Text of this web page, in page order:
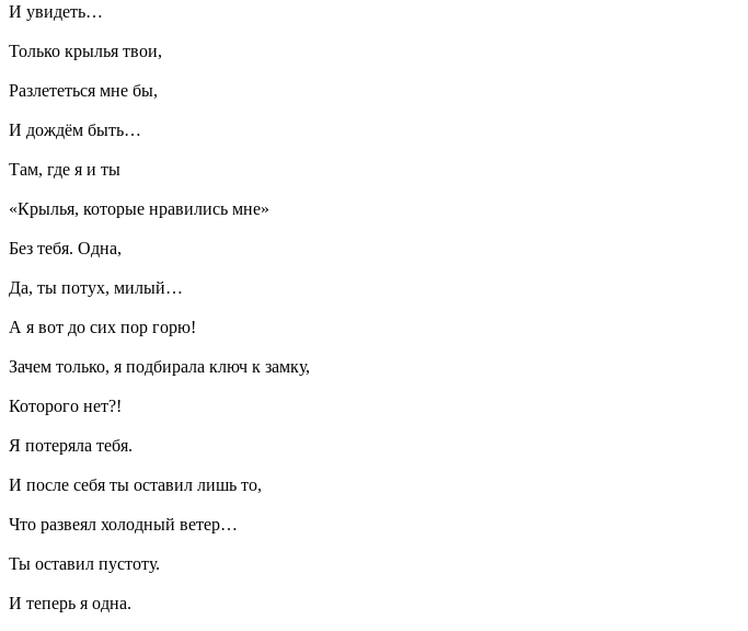
И увидеть…
Только крылья твои,
Разлететься мне бы,
И дождём быть…
Там, где я и ты
«Крылья, которые нравились мне»
Без тебя. Одна,
Да, ты потух, милый…
А я вот до сих пор горю!
Зачем только, я подбирала ключ к замку,
Которого нет?!
Я потеряла тебя.
И после себя ты оставил лишь то,
Что развеял холодный ветер…
Ты оставил пустоту.
И теперь я одна.